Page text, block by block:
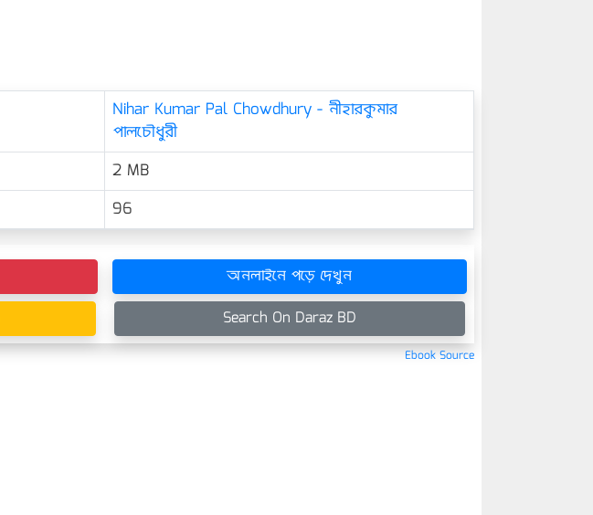
Nihar Kumar Pal Chowdhury - নীহারকুমার
পালচৌধুরী
2 MB
96
অনলাইনে পড়ে দেখুন
Search On Daraz BD
Ebook Source